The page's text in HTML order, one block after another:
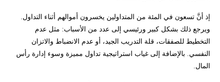
إذ أنَّ تسعون في المئة من المتداولين يخسرون أموالهم أثناء التداول.
ويرجع ذلك بشكل كبير ورئيسي إلى عدد من الأسباب: مثل عدم
التخطيط للصفقات، قلة التدريب الجيد، أو عدم الانضباط والاتزان
النفسي. بالإضافة إلى غياب استراتيجية تداول مميزة وسوء إدارة رأس
المال.